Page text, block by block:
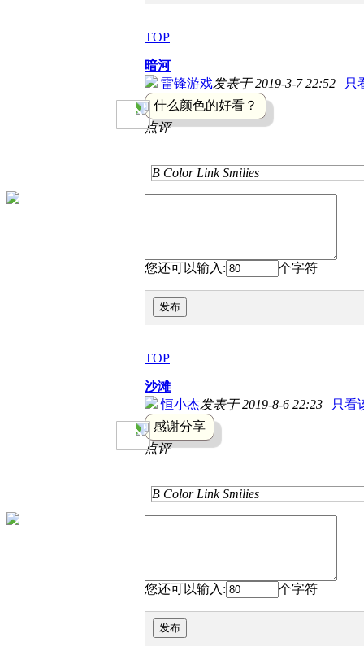
TOP
暗河
雷锋游戏发表于 2019-3-7 22:52 | 只
什么颜色的好看？
点评
B Color Link Smilies
您还可以输入: 个字符
发布
TOP
沙滩
恒小杰发表于 2019-8-6 22:23 | 只看
感谢分享
点评
B Color Link Smilies
您还可以输入: 个字符
发布